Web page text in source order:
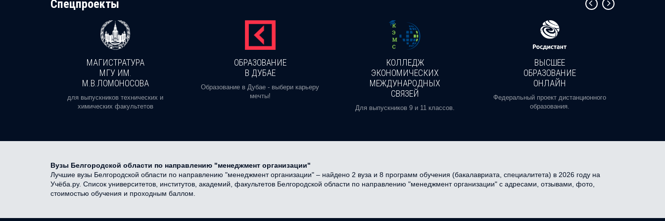
Cпецпроекты
МАГИСТРАТУРА
МГУ ИМ.
М.В.ЛОМОНОСОВА
для выпускников технических и
химических факультетов
ОБРАЗОВАНИЕ
В ДУБАЕ
Образование в Дубае - выбери карьеру
мечты!
КОЛЛЕДЖ
ЭКОНОМИЧЕСКИХ
МЕЖДУНАРОДНЫХ
СВЯЗЕЙ
Для выпускников 9 и 11 классов.
ВЫСШЕЕ
ОБРАЗОВАНИЕ
ОНЛАЙН
Федеральный проект дистанционного
образования.
Вузы Белгородской области по направлению "менеджмент организации"
Лучшие вузы Белгородской области по направлению "менеджмент организации" – найдено 2 вуза и 8 программ обучения (бакалавриата, специалитета) в 2026 году на
Учёба.ру. Список университетов, институтов, академий, факультетов Белгородской области по направлению "менеджмент организации" с адресами, отзывами, фото,
стоимостью обучения и проходным баллом.